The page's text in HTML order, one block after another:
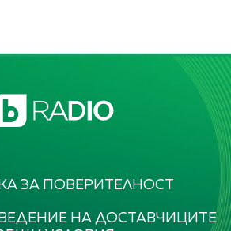
ЗА ПОВЕРИТЕЛНОСТ
НА ДОСТАВЧИЦИТЕ